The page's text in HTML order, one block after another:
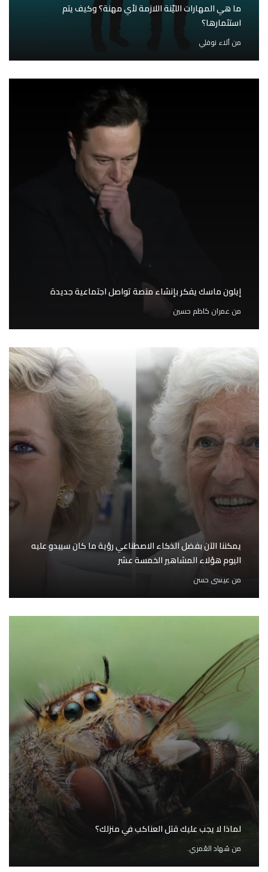
ما هي المهارات الليّنة اللازمة لأي مهنة؟ وكيف يتم
استثمارها؟
منآلاء نوفلي
إيلون ماسك يفكر بإنشاء منصة تواصل اجتماعية جديدة
من عمران كاظم حسين
يمكننا الآن بفضل الذكاء الاصطناعي رؤية ما كان سيبدو عليه
اليوم هؤلاء المشاهير الخمسة عشر
من عيسى حسن
لماذا لا يجب عليك قتل العناكب في منزلك؟
من سُهاد العُمري.